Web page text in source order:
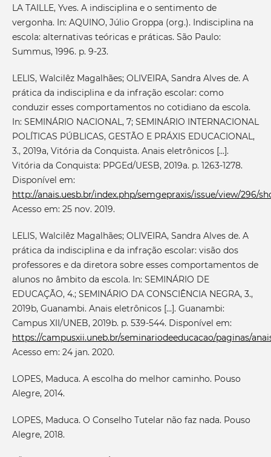
LA TAILLE, Yves. A indisciplina e o sentimento de
vergonha. In: AQUINO, Júlio Groppa (org.). Indisciplina na
escola: alternativas teóricas e práticas. São Paulo:
Summus, 1996. p. 9-23.
LELIS, Walcilêz Magalhães; OLIVEIRA, Sandra Alves de. A
prática da indisciplina e da infração escolar: como
conduzir esses comportamentos no cotidiano da escola.
In: SEMINÁRIO NACIONAL, 7; SEMINÁRIO INTERNACIONAL
POLÍTICAS PÚBLICAS, GESTÃO E PRÁXIS EDUCACIONAL,
3., 2019a, Vitória da Conquista. Anais eletrônicos [...].
Vitória da Conquista: PPGEd/UESB, 2019a. p. 1263-1278.
Disponível em:
http://anais.uesb.br/index.php/semgepraxis/issue/view/296/
Acesso em: 25 nov. 2019.
LELIS, Walcilêz Magalhães; OLIVEIRA, Sandra Alves de. A
prática da indisciplina e da infração escolar: visão dos
professores e da diretora sobre esses comportamentos de
alunos no âmbito da escola. In: SEMINÁRIO DE
EDUCAÇÃO, 4.; SEMINÁRIO DA CONSCIÊNCIA NEGRA, 3.,
2019b, Guanambi. Anais eletrônicos [...]. Guanambi:
Campus XII/UNEB, 2019b. p. 539-544. Disponível em:
https://campusxii.uneb.br/seminariodeeducacao/paginas/
Acesso em: 24 jan. 2020.
LOPES, Maduca. A escolha do melhor caminho. Pouso
Alegre, 2014.
LOPES, Maduca. O Conselho Tutelar não faz nada. Pouso
Alegre, 2018.